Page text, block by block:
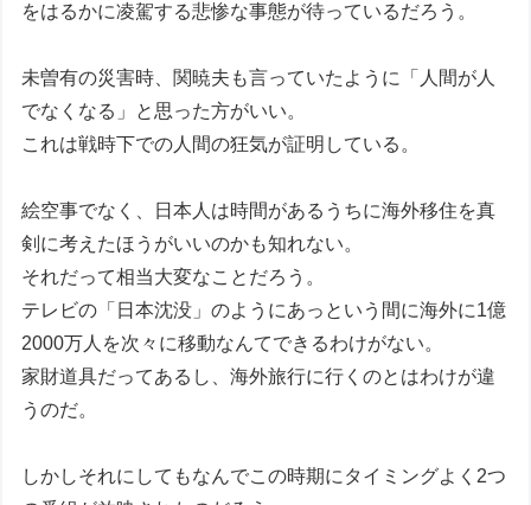
をはるかに凌駕する悲惨な事態が待っているだろう。
未曽有の災害時、関暁夫も言っていたように「人間が人
でなくなる」と思った方がいい。
これは戦時下での人間の狂気が証明している。
絵空事でなく、日本人は時間があるうちに海外移住を真
剣に考えたほうがいいのかも知れない。
それだって相当大変なことだろう。
テレビの「日本沈没」のようにあっという間に海外に1億
2000万人を次々に移動なんてできるわけがない。
家財道具だってあるし、海外旅行に行くのとはわけが違
うのだ。
しかしそれにしてもなんでこの時期にタイミングよく2つ